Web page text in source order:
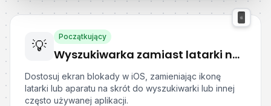
💡
Początkujący
Wyszukiwarka zamiast latarki na ekranie blokady iOS
Dostosuj ekran blokady w iOS, zamieniając ikonę
latarki lub aparatu na skrót do wyszukiwarki lub innej
często używanej aplikacji.